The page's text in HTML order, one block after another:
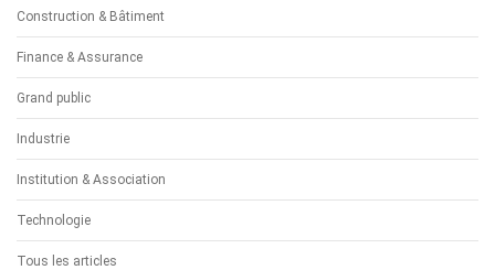
Construction & Bâtiment
Finance & Assurance
Grand public
Industrie
Institution & Association
Technologie
Tous les articles